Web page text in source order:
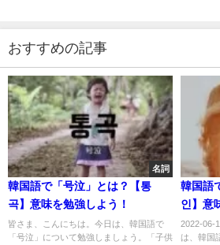
おすすめの記事
名詞
韓国語で「号泣」とは？【통
곡】意味を勉強しよう！
皆さま、こんにちは。今日は、韓国語で
「号泣」について勉強しましょう。「子供
韓国語
인】意
2022-06-
は、韓国